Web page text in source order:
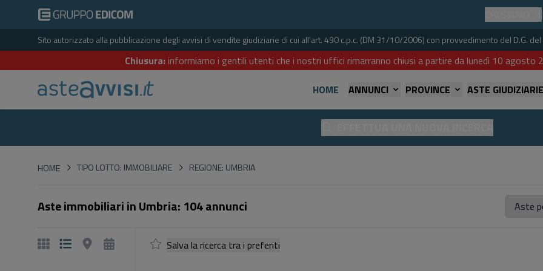
Sito autorizzato alla pubblicazione degli avvisi di vendite giudiziarie di cui all'art. 490 c.p.c. (DM 31/10/2006) con provvedimento del D.G.
Chiusura: informiamo i gentili utenti che i nostri uffici rimarranno chiusi a partire da lunedì 10
HOME
ANNUNCI PROVINCE ASTE GIUDIZIARIE
HOMEHOMETIPO LOTTO: IMMOBILIARE REGIONE: UMBRIA
Aste immobiliari in Umbria: 104 annunci
Salva la ricerca tra i preferiti